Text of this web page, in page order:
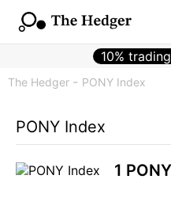
10%
The Hedger PONY Index
PONY Index
1